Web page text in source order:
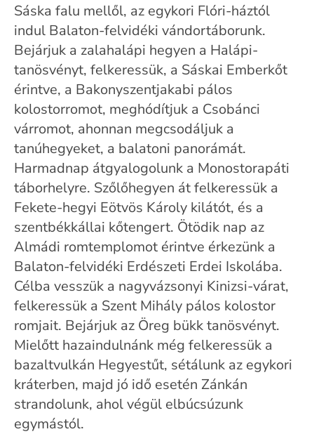
Sáska falu mellől, az egykori Flóri-háztól
indul Balaton-felvidéki vándortáborunk.
Bejárjuk a zalahalápi hegyen a Halápi-
tanösvényt, felkeressük, a Sáskai Emberkőt
érintve, a Bakonyszentjakabi pálos
kolostorromot, meghódítjuk a Csobánci
várromot, ahonnan megcsodáljuk a
tanúhegyeket, a balatoni panorámát.
Harmadnap átgyalogolunk a Monostorapáti
táborhelyre. Szőlőhegyen át felkeressük a
Fekete-hegyi Eötvös Károly kilátót, és a
szentbékkállai kőtengert. Ötödik nap az
Almádi romtemplomot érintve érkezünk a
Balaton-felvidéki Erdészeti Erdei Iskolába.
Célba vesszük a nagyvázsonyi Kinizsi-várat,
felkeressük a Szent Mihály pálos kolostor
romjait. Bejárjuk az Öreg bükk tanösvényt.
Mielőtt hazaindulnánk még felkeressük a
bazaltvulkán Hegyestűt, sétálunk az egykori
kráterben, majd jó idő esetén Zánkán
strandolunk, ahol végül elbúcsúzunk
egymástól.